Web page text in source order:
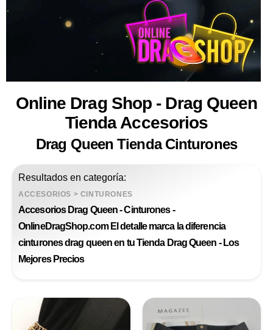
Online Drag Shop - Drag Queen
Tienda Accesorios
Drag Queen Tienda Cinturones
Resultados en categoría:
ACCESORIOS > CINTURONES
Accesorios Drag Queen - Cinturones -
OnlineDragShop.com El detalle marca la diferencia
cinturones drag queen en tu Tienda Drag Queen - Los
Mejores Precios